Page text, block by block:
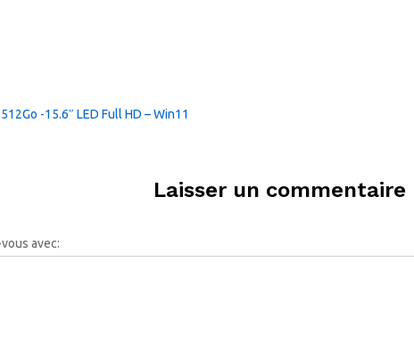
-15.6″ LED Full HD – Win11
Laisser un commentaire
avec: